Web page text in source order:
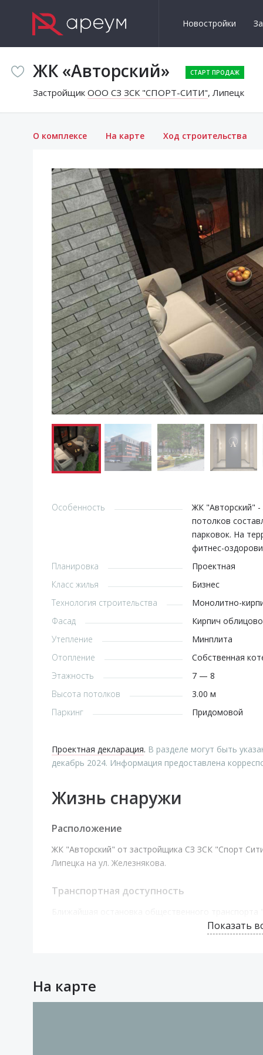
Новостройки
ЖК «Авторский»
Застройщик ООО СЗ ЗСК "СПОРТ-СИТИ", Липецк
О комплексе На карте Ход строительства
Особенность
ЖК "Авторский" -
потолков
парковок. На
фитнес-
Планировка
Проектная
Класс жилья
Бизнес
Технология строительства
Монолитно-
Фасад
Кирпич
Утепление
Минплита
Отопление
Собственная
Этажность
7 — 8
Высота потолков
3.00 м
Паркинг
Придомовой
Проектная декларация. В разделе могут быть
декабрь 2024. Информация предоставлена
Жизнь снаружи
Расположение
ЖК "Авторский" от застройщика СЗ ЗСК "Спорт
Липецка на ул. Железнякова.
Транспортная доступность
от ЖК "Авторский". Здесь можно сесть на
Средняя школа №14 в 900 м, пешком дорога
Показать
На карте